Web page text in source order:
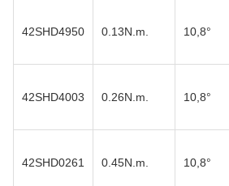
42SHD4950 0.13N.m. 10,8°
42SHD4003 0.26N.m. 10,8°
42SHD0261 0.45N.m. 10,8°